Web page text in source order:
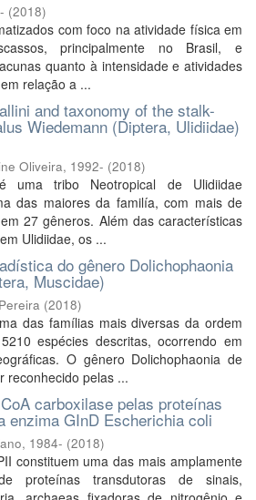
(2018)
com foco na atividade física em
principalmente no Brasil, e
quanto à intensidade e atividades
relação a ...
and taxonomy of the stalk-
Wiedemann (Diptera, Ulidiidae)
Oliveira, 1992- (2018)
uma tribo Neotropical de Ulidiidae
das maiores da familía, com mais de
27 gêneros. Além das características
Ulidiidae, os ...
do gênero Dolichophaonia
Muscidae)
(2018)
das famílias mais diversas da ordem
espécies descritas, ocorrendo em
O gênero Dolichophaonia de
reconhecido pelas ...
carboxilase pelas proteínas
enzima GInD Escherichia coli
1984- (2018)
constituem uma das mais amplamente
proteínas transdutoras de sinais,